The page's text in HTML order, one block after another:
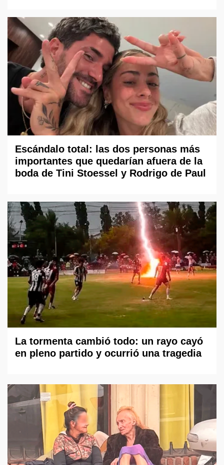
Escándalo total: las dos personas más
importantes que quedarían afuera de la
boda de Tini Stoessel y Rodrigo de Paul
La tormenta cambió todo: un rayo cayó
en pleno partido y ocurrió una tragedia